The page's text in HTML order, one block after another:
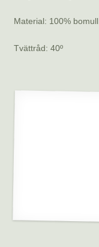
Material: 100% bomull
Tvättråd: 40º